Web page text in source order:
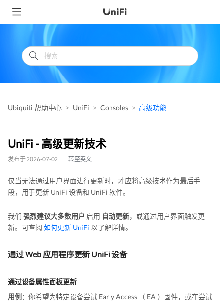
Ubiquiti 帮助中心 UniFi Consoles 高级功能
UniFi - 高级更新技术
发布于 2026-07-02 转至英文
仅当无法通过用户界面进行更新时，才应将高级技术作为最后手
段，用于更新 UniFi 设备和 UniFi 软件。
我们 强烈建议大多数用户 启用 自动更新，或通过用户界面触发更
新。可查阅 如何更新 UniFi 以了解详情。
通过 Web 应用程序更新 UniFi 设备
通过设备属性面板更新
用例 ：你希望为特定设备尝试 Early Access （ EA ）固件，或在尝试